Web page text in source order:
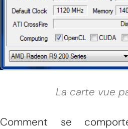
La carte vue
Comment se